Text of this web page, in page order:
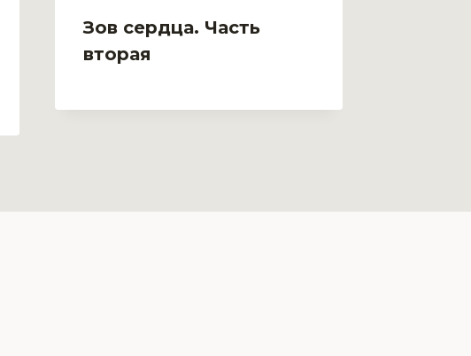
Зов сердца. Часть
вторая